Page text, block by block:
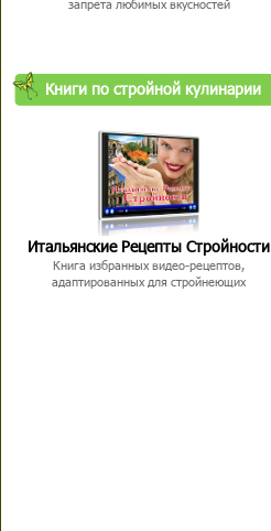
запрета любимых вкусностей
Книги по стройной кулинарии
Итальянские Рецепты Стройности
Книга избранных видео-рецептов,
адаптированных для стройнеющих